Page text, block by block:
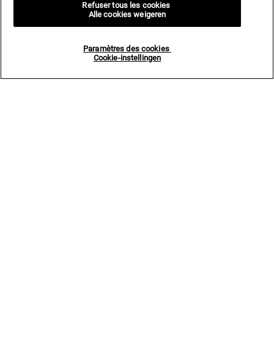
Paramètres des cookies
Cookie-instellingen
Refuser tous les cookies
Alle cookies weigeren